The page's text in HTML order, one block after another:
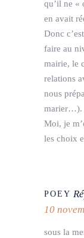
qu’il ne «
en avait
Donc
faire au
mairie, le
relations
nous
marier…).
Moi, je
les choix
POEY
10
sous la